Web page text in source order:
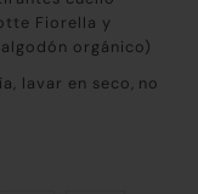
Fiorella y
orgánico)
lavar en seco, no